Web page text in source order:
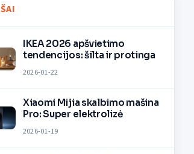
IKEA 2026 apšvietimo
tendencijos: šilta ir protinga
2026-01-22
Xiaomi Mijia skalbimo mašina
Pro: Super elektrolizė
2026-01-19